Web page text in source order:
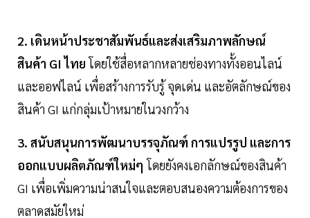
2. เดินหน้าประชาสัมพันธ์และส่งเสริมภาพลักษณ์
สินค้า GI ไทยโดยใช้สื่อหลากหลายช่องทางทั้งออนไลน์
และออฟไลน์ เพื่อสร้างการรับรู้ จุดเด่น และอัตลักษณ์ของ
สินค้า GI แก่กลุ่มเป้าหมายในวงกว้าง
3. สนับสนุนการพัฒนาบรรจุภัณฑ์ การแปรรูป และการ
ออกแบบผลิตภัณฑ์ใหม่ๆ โดยยังคงเอกลักษณ์ของสินค้า
GI เพื่อเพิ่มความน่าสนใจและตอบสนองความต้องการของ
ตลาดสมัยใหม่